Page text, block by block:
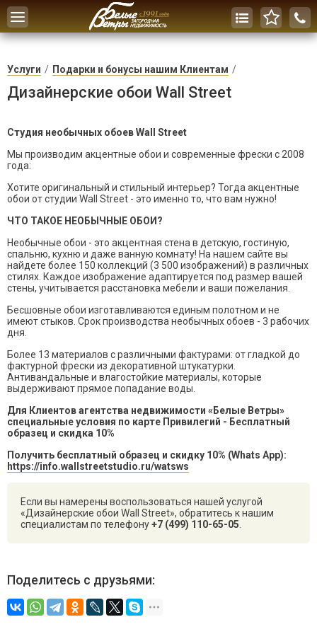
Toggle
navigation
Услуги Подарки и бонусы нашим Клиентам
Дизайнерские обои Wall Street
Студия необычных обоев Wall Street
Мы производим акцентные обои и современные фрески с 2008
года:
Хотите оригинальный и стильный интерьер? Тогда акцентные
обои от студии Wall Street - это именно то, что вам нужно!
ЧТО ТАКОЕ НЕОБЫЧНЫЕ ОБОИ?
Необычные обои - это акцентная стена в детскую, гостиную,
спальню, кухню и даже ванную комнату! На нашем сайте вы
найдете более 150 коллекций (3 500 изображений) в различных
стилях. Каждое изображение адаптируется под размер вашей
стены, учитывается расстановка мебели и ваши пожелания.
Бесшовные обои изготавливаются единым полотном и не
имеют стыков. Срок производства необычных обоев - 3 рабочих
дня.
Более 13 материалов с различными фактурами: от гладкой до
фактурной фрески из декоративной штукатурки.
Антивандальные и влагостойкие материалы, которые
выдерживают прямое попадание воды.
Для Клиентов агентства недвижимости «Белые Ветры»
специальные условия по карте Привилегий - Бесплатный
образец и скидка 10%
Получить бесплатный образец и скидку 10% (Whats App):
https://info.wallstreetstudio.ru/watsws
Если вы намерены воспользоваться нашей услугой
«Дизайнерские обои Wall Street», обратитесь к нашим
специалистам по телефону+7 (499) 110-65-05
Поделитесь с друзьями: